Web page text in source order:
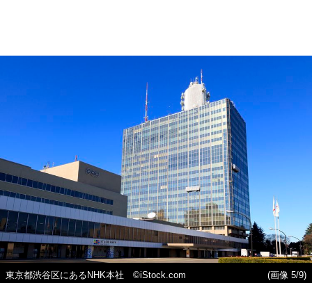
東京都渋谷区にあるNHK本社 ©iStock.com (画像 5/9)